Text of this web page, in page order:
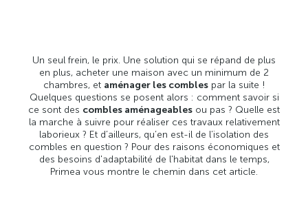
Un seul frein, le prix. Une solution qui se répand de plus
en plus, acheter une maison avec un minimum de 2
chambres, et aménager les comblespar la suite !
Quelques questions se posent alors : comment savoir si
ce sont des combles aménageables ou pas ? Quelle est
la marche à suivre pour réaliser ces travaux relativement
laborieux ? Et d’ailleurs, qu’en est-il de l’isolation des
combles en question ? Pour des raisons économiques et
des besoins d'adaptabilité de l'habitat dans le temps,
Primea vous montre le chemin dans cet article.